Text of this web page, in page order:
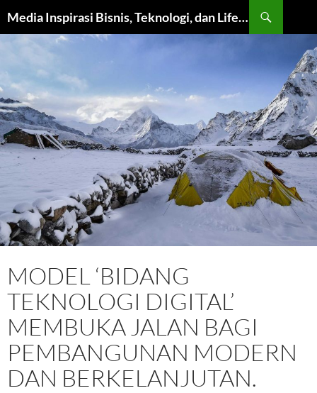
ke
Media Inspirasi Bisnis, Teknologi, dan Lifestyle Modern
MODEL ‘BIDANG
TEKNOLOGI DIGITAL’
MEMBUKA JALAN BAGI
PEMBANGUNAN MODERN
DAN BERKELANJUTAN.